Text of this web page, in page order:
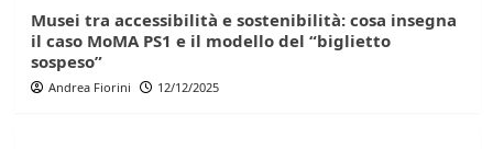
Musei tra accessibilità e sostenibilità: cosa insegna
il caso MoMA PS1 e il modello del “biglietto
sospeso”
Andrea Fiorini 12/12/2025